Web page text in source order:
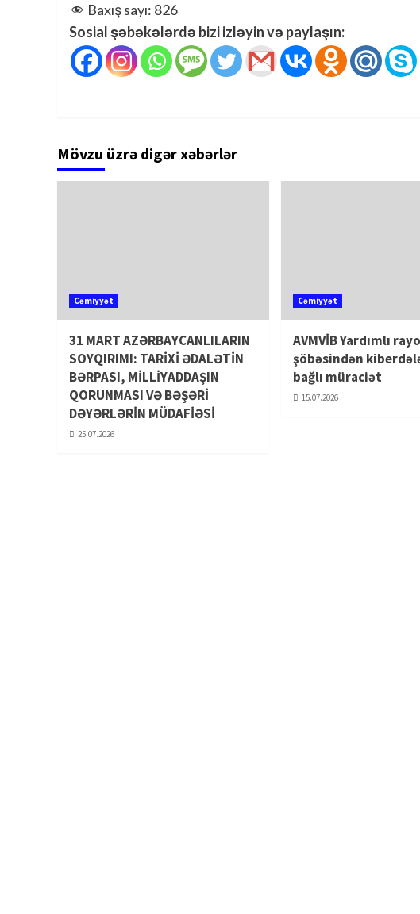
Baxış sayı: 826
Sosial şəbəkələrdə bizi izləyin və paylaşın:
Mövzu üzrə digər xəbərlər
Cəmiyyət
31 MART AZƏRBAYCANLILARIN
SOYQIRIMI: TARİXİ ƏDALƏTİN
BƏRPASI, MİLLİYADDAŞIN
QORUNMASI VƏ BƏŞƏRİ
DƏYƏRLƏRİN MÜDAFİƏSİ
25.07.2026
Cəmiyyət
AVMVİB Yardımlı
şöbəsindən
bağlı müraciət
15.07.2026